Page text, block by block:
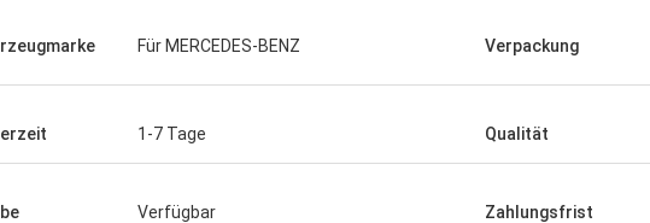
Für MERCEDES-BENZ Verpackung
1-7 Tage Qualität
Verfügbar Zahlungsfrist